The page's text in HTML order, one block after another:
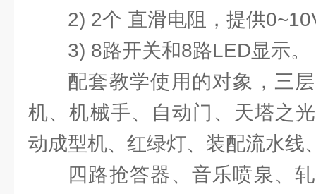
2) 2个 直滑电阻，提供
3) 8路开关和8路LED显示。
配套教学使用的对象，三
机、机械手、自动门、天塔之
动成型机、红绿灯、装配流水线
四路抢答器、音乐喷泉、